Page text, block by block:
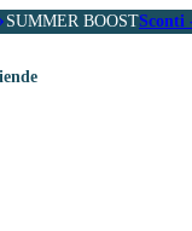
SUMMER BOOSTSconti